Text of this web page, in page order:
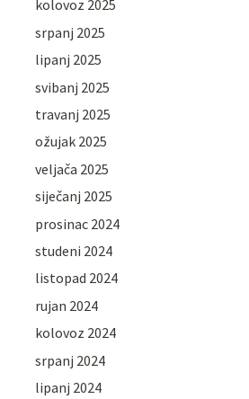
kolovoz 2025
srpanj 2025
lipanj 2025
svibanj 2025
travanj 2025
ožujak 2025
veljača 2025
siječanj 2025
prosinac 2024
studeni 2024
listopad 2024
rujan 2024
kolovoz 2024
srpanj 2024
lipanj 2024